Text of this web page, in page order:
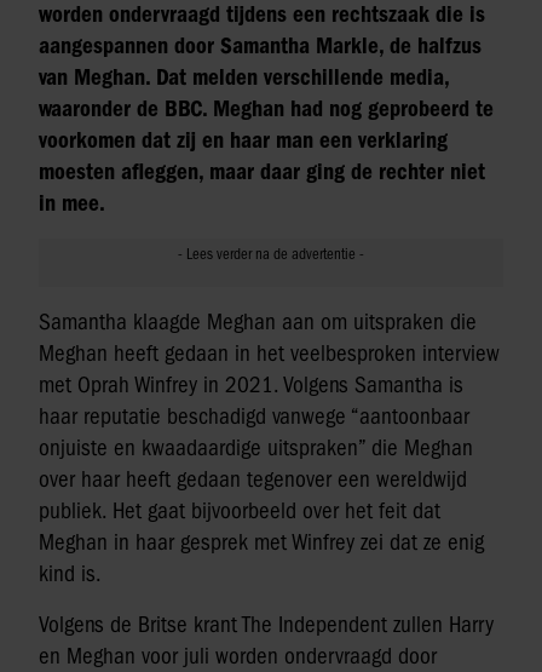
worden ondervraagd tijdens een rechtszaak die is
aangespannen door Samantha Markle, de halfzus
van Meghan. Dat melden verschillende media,
waaronder de BBC. Meghan had nog geprobeerd te
voorkomen dat zij en haar man een verklaring
moesten afleggen, maar daar ging de rechter niet
in mee.
Samantha klaagde Meghan aan om uitspraken die
Meghan heeft gedaan in het veelbesproken interview
met Oprah Winfrey in 2021. Volgens Samantha is
haar reputatie beschadigd vanwege “aantoonbaar
onjuiste en kwaadaardige uitspraken” die Meghan
over haar heeft gedaan tegenover een wereldwijd
publiek. Het gaat bijvoorbeeld over het feit dat
Meghan in haar gesprek met Winfrey zei dat ze enig
kind is.
Volgens de Britse krant The Independent zullen Harry
en Meghan voor juli worden ondervraagd door